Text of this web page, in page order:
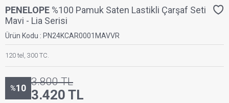
PENELOPE %100 Pamuk Saten Lastikli Çarşaf Seti
Mavi - Lia Serisi
Ürün Kodu : PN24KCAR0001MAVVR
120 tel, 300 TC.
%10
3.800TL
3.420 TL